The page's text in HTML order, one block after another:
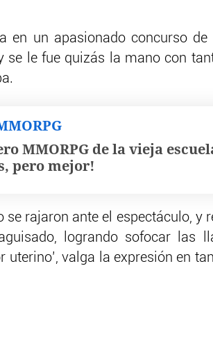
en un apasionado concurso de
se le fue quizás la mano con
MMORPG de la vieja
pero mejor!
se rajaron ante el espectáculo, y
logrando sofocar las
uterino’, valga la expresión en